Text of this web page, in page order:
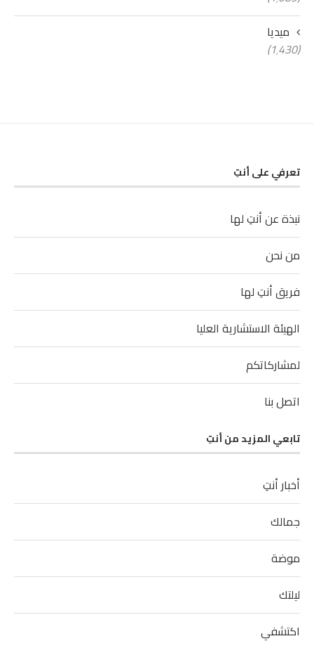
ميديا
(1٬430)
تعرفي على أنتِ
نبذة عن أنتِ لها
من نحن
فريق أنتِ لها
الهيئة الاستشارية العليا
لمشاركاتكم
اتصل بنا
تابعي المزيد من أنتِ
أخبار أنتِ
جمالك
موضة
ليلتك
اكتشفي